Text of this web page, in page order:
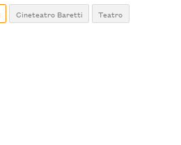
Cineteatro Baretti Teatro